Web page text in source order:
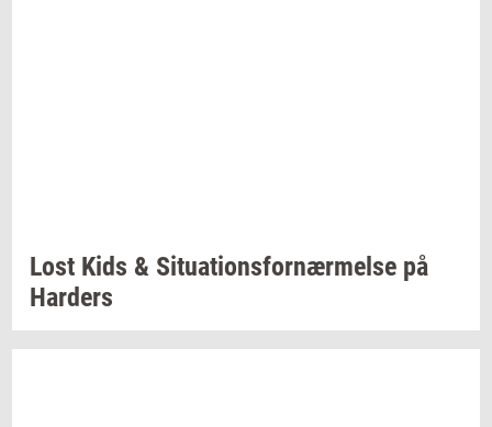
Lost Kids & Si­tu­a­tions­for­nær­mel­se på
Har­ders